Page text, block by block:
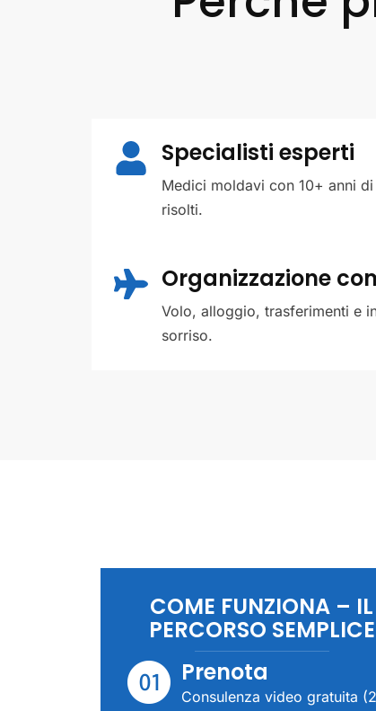
Specialisti esperti
Medici moldavi con 10+ anni
risolti.
Organizzazione
Volo, alloggio, trasferimenti e
sorriso.
COME FUNZIONA – IL
PERCORSO SEMPLICE
Prenota
Consulenza video gratuita